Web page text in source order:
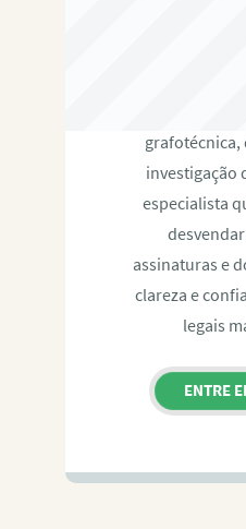
investigação
especialista
assinaturas e
clareza e
legais
ENTRE